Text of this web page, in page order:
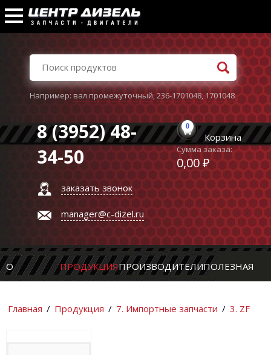
Например:вал промежуточный,236-1701048,1701048
8 (3952) 48-
34-50
заказать звонок
manager@c-dizel.ru
0
Корзина
Сумма заказа:
0,00 ₽
О ПРОДУКЦИЯПРОИЗВОДИТЕЛИПОЛЕЗНАЯ
Главная / Продукция / 7. Импортные запчасти / 3. ZF